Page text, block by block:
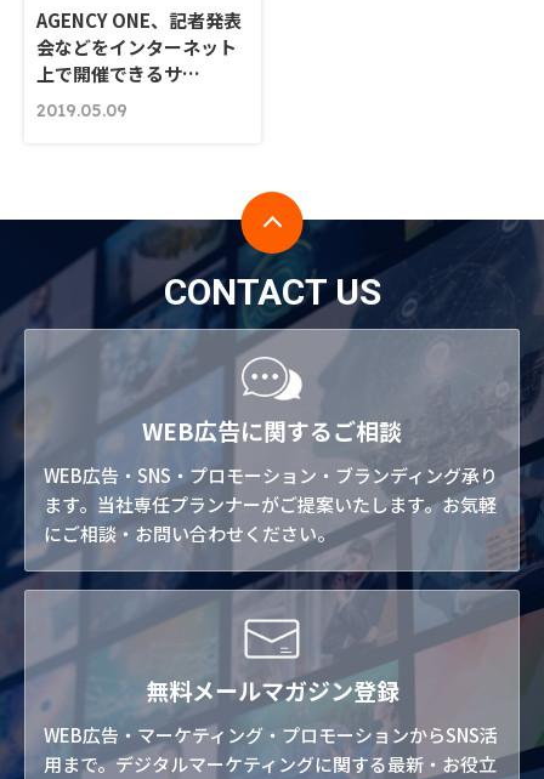
AGENCY ONE、記者発表
会などをインターネット
上で開催できるサ…
2019.05.09
CONTACT US
WEB広告に関するご相談
WEB広告・SNS・プロモーション・ブランディング承り
ます。当社専任プランナーがご提案いたします。お気軽
にご相談・お問い合わせください。
無料メールマガジン登録
WEB広告・マーケティング・プロモーションからSNS活
用まで。デジタルマーケティングに関する最新・お役立